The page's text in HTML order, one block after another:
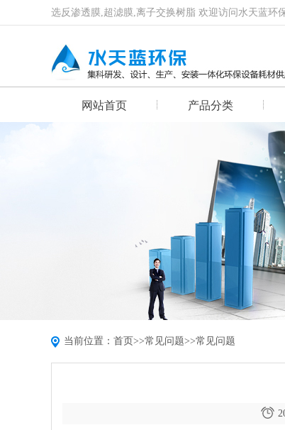
选反渗透膜,超滤膜,离子交换树脂 欢迎访问水天蓝环
网站首页 产品分类
当前位置： 首页>>常见问题>>常见问题